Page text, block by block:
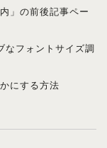
」の前後記事ペー
なフォントサイズ調
にする方法